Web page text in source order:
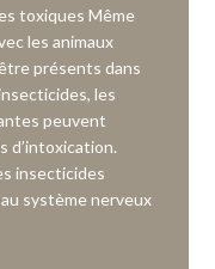
toxiques Même
les animaux
présents dans
les
peuvent
d’intoxication.
insecticides
système nerveux